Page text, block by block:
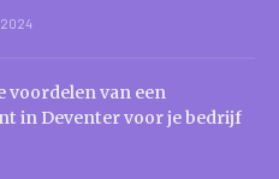
2024
voordelen van een
in Deventer voor je bedrijf